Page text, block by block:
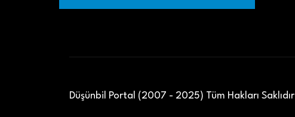
Düşünbil Portal (2007 - 2025) Tüm Hakları Saklıdır